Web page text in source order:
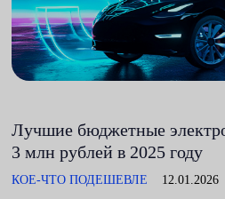
Лучшие бюджетные
3 млн рублей в 2025 году
КОЕ-ЧТО ПОДЕШЕВЛЕ 12.01.2026